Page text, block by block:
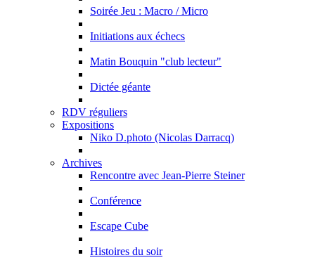
Soirée Jeu : Macro / Micro
Initiations aux échecs
Matin Bouquin "club lecteur"
Dictée géante
RDV réguliers
Expositions
Niko D.photo (Nicolas Darracq)
Archives
Rencontre avec Jean-Pierre Steiner
Conférence
Escape Cube
Histoires du soir